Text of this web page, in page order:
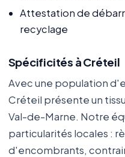
Attestation de
recyclage
Spécificités à Créteil
Avec une population
Créteil présente un
Val-de-Marne. Notre
particularités locales :
d'encombrants,